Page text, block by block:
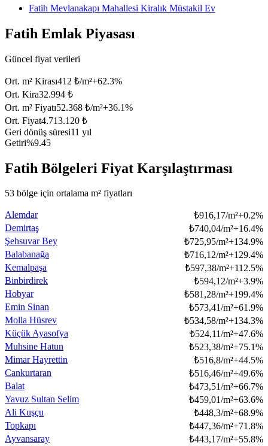
Fatih Mevlanakapı Mahallesi Kiralık Müstakil Ev
Fatih Emlak Piyasası
Güncel fiyat verileri
Ort. m² Kirası412 ₺/m²+62.3%
Ort. Kira32.994 ₺
Ort. m² Fiyatı52.368 ₺/m²+36.1%
Ort. Fiyat4.713.120 ₺
Geri dönüş süresi11 yıl
Getiri%9.45
Fatih Bölgeleri Fiyat Karşılaştırması
53 bölge için ortalama m² fiyatları
Alemdar ₺916,17/m²+0.2%
Demirtaş
₺740,04/m²+16.4%
Şehsuvar Bey
₺725,95/m²+134.9%
Balabanağa
₺716,12/m²+129.4%
Kemalpaşa
₺597,38/m²+112.5%
Binbirdirek
₺594,12/m²+3.9%
Hobyar
₺581,28/m²+199.4%
Emin Sinan
₺573,41/m²+61.9%
Molla Hüsrev
₺534,58/m²+134.3%
Küçük Ayasofya
₺524,11/m²+47.6%
Muhsine Hatun
₺523,38/m²+75.1%
Mimar Hayrettin
₺516,8/m²+44.5%
Cankurtaran
₺516,46/m²+49.6%
Balat
₺473,51/m²+66.7%
Yavuz Sultan Selim
₺459,01/m²+63.6%
Ali Kuşçu
₺448,3/m²+68.9%
Topkapı
₺447,36/m²+71.8%
Ayvansaray
₺443,17/m²+55.8%